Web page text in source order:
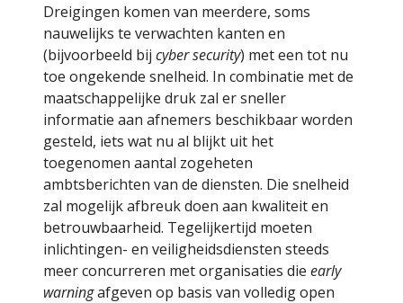
Dreigingen komen van meerdere, soms
nauwelijks te verwachten kanten en
(bijvoorbeeld bij cyber security) met een tot nu
toe ongekende snelheid. In combinatie met de
maatschappelijke druk zal er sneller
informatie aan afnemers beschikbaar worden
gesteld, iets wat nu al blijkt uit het
toegenomen aantal zogeheten
ambtsberichten van de diensten. Die snelheid
zal mogelijk afbreuk doen aan kwaliteit en
betrouwbaarheid. Tegelijkertijd moeten
inlichtingen- en veiligheidsdiensten steeds
meer concurreren met organisaties die early
warningafgeven op basis van volledig open